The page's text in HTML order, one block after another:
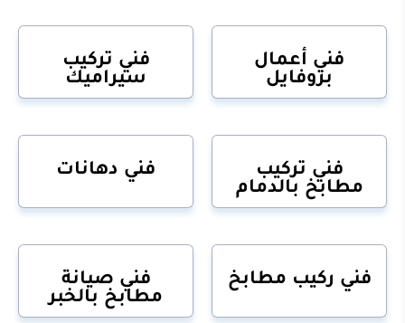
فني أعمال
بروفايل
فني تركيب
سيراميك
فني تركيب
مطابخ بالدمام
فني دهانات
فني ركيب مطابخ
فني صيانة
مطابخ بالخبر